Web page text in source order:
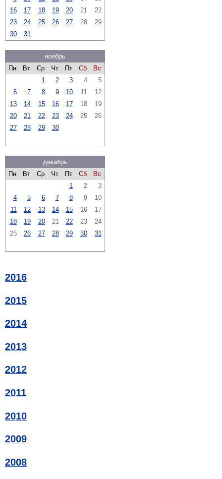
16
17 18 19 20 21
22
23
24 25 26 27 28
29
30
31
ноябрь
Пн
Вт Ср Чт Пт Сб
Вс
1
2 3 4
5
6
7 8 9 10 11
12
13
14 15 16 17 18
19
20
21 22 23 24 25
26
27
28 29 30
декабрь
Пн
Вт Ср Чт Пт Сб
Вс
1
2
3
4
5 6 7 8 9
10
11
12 13 14 15 16
17
18
19 20 21 22 23
24
25
26 27 28 29 30 31
2016
2015
2014
2013
2012
2011
2010
2009
2008